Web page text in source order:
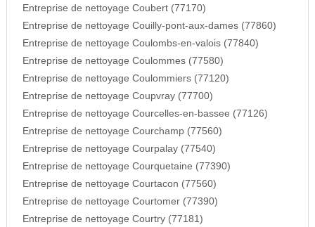
Entreprise de nettoyage Coubert (77170)
Entreprise de nettoyage Couilly-pont-aux-dames (77860)
Entreprise de nettoyage Coulombs-en-valois (77840)
Entreprise de nettoyage Coulommes (77580)
Entreprise de nettoyage Coulommiers (77120)
Entreprise de nettoyage Coupvray (77700)
Entreprise de nettoyage Courcelles-en-bassee (77126)
Entreprise de nettoyage Courchamp (77560)
Entreprise de nettoyage Courpalay (77540)
Entreprise de nettoyage Courquetaine (77390)
Entreprise de nettoyage Courtacon (77560)
Entreprise de nettoyage Courtomer (77390)
Entreprise de nettoyage Courtry (77181)